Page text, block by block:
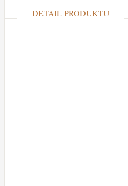
DETAIL PRODUKTU